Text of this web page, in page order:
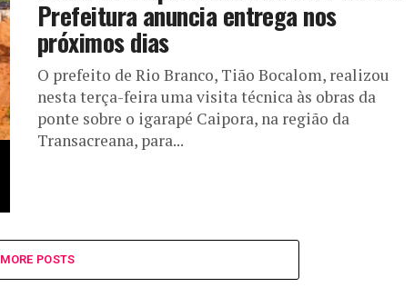
Prefeitura anuncia entrega nos
próximos dias
O prefeito de Rio Branco, Tião Bocalom, realizou
nesta terça-feira uma visita técnica às obras da
ponte sobre o igarapé Caipora, na região da
Transacreana, para...
MORE POSTS